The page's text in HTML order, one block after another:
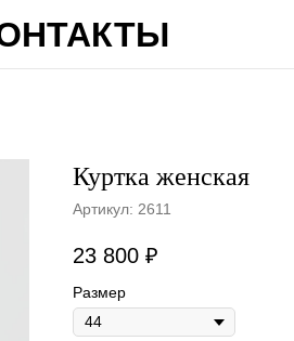
Куртка женская
Артикул: 2611
23 800 ₽
Размер